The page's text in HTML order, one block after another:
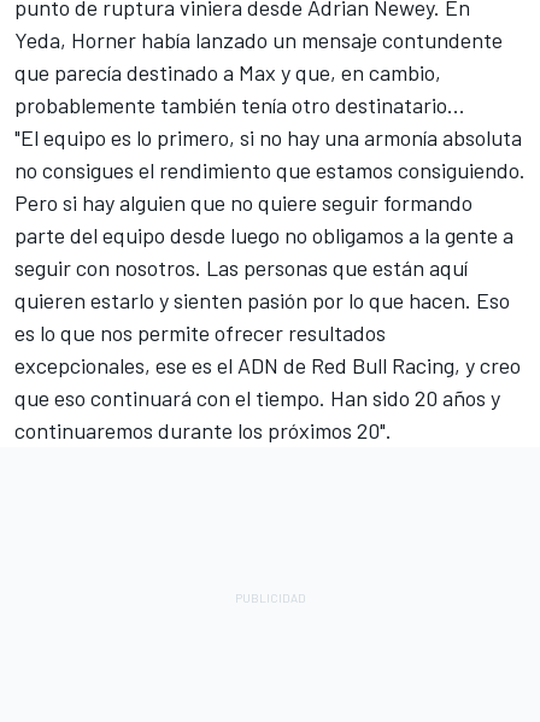
punto de ruptura viniera desde Adrian Newey. En
Yeda, Horner había lanzado un mensaje contundente
que parecía destinado a Max y que, en cambio,
probablemente también tenía otro destinatario...
"El equipo es lo primero, si no hay una armonía absoluta
no consigues el rendimiento que estamos consiguiendo.
Pero si hay alguien que no quiere seguir formando
parte del equipo desde luego no obligamos a la gente a
seguir con nosotros. Las personas que están aquí
quieren estarlo y sienten pasión por lo que hacen. Eso
es lo que nos permite ofrecer resultados
excepcionales, ese es el ADN de Red Bull Racing, y creo
que eso continuará con el tiempo. Han sido 20 años y
continuaremos durante los próximos 20".